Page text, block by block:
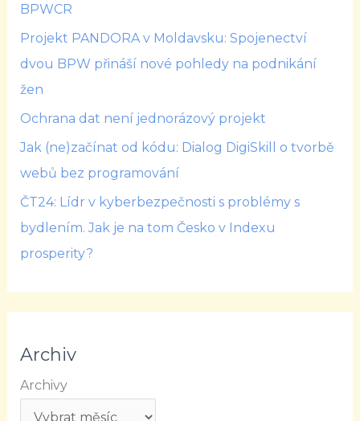
BPWCR
Projekt PANDORA v Moldavsku: Spojenectví
dvou BPW přináší nové pohledy na podnikání
žen
Ochrana dat není jednorázový projekt
Jak (ne)začínat od kódu: Dialog DigiSkill o tvorbě
webů bez programování
ČT24: Lídr v kyberbezpečnosti s problémy s
bydlením. Jak je na tom Česko v Indexu
prosperity?
Archiv
Archivy